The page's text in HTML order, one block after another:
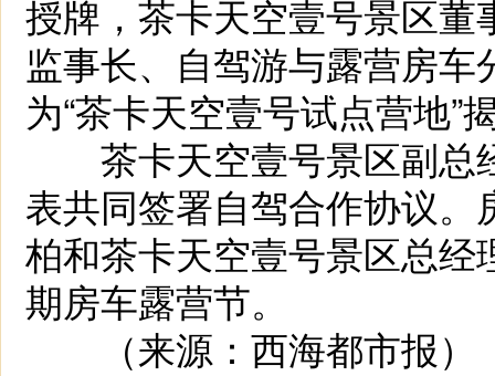
授牌，茶卡天空壹号景区
监事长、自驾游与露营房
为“茶卡天空壹号试点营地”
茶卡天空壹号景区副总
表共同签署自驾合作协议
柏和茶卡天空壹号景区总
期房车露营节。
（来源：西海都市报）